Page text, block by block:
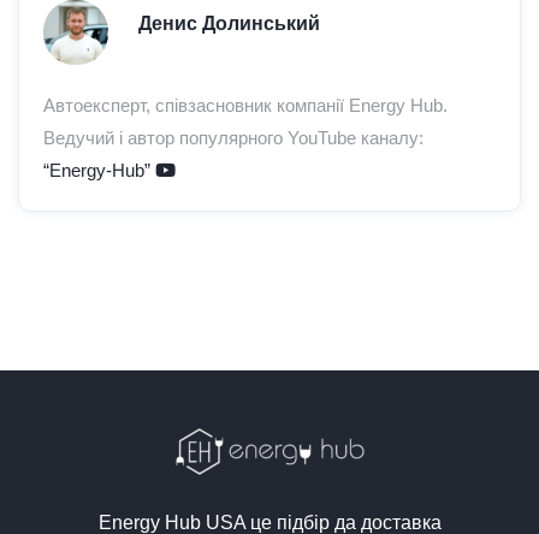
Денис Долинський
Автоексперт, співзасновник компанії Energy Hub.
Ведучий і автор популярного YouTube каналу:
“Energy-Hub”
Energy Hub USA це підбір да доставка